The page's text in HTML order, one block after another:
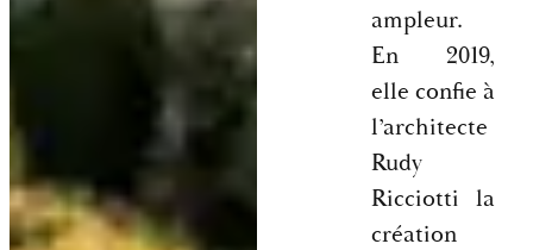
ampleur.
En 2019,
elle confie à
l’architecte
Rudy
Ricciotti la
création